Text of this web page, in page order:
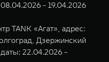
- 19.04.2026
TANK «Агат», адрес:
Дзержинский
22.04.2026 -